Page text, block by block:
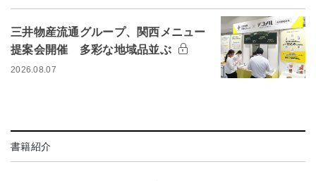
三井物産流通グループ、関西メニュー
提案会開催 多彩な地域品並ぶ
2026.08.07
書籍紹介